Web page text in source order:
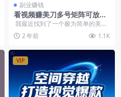
副业赚钱
看视频赚美刀多号矩阵可放大
收益
我最近找到了一个极为简单的美元
赚取项目，特别适合新手尝试。这
个项目的...
2 年前 1.1K
VIP